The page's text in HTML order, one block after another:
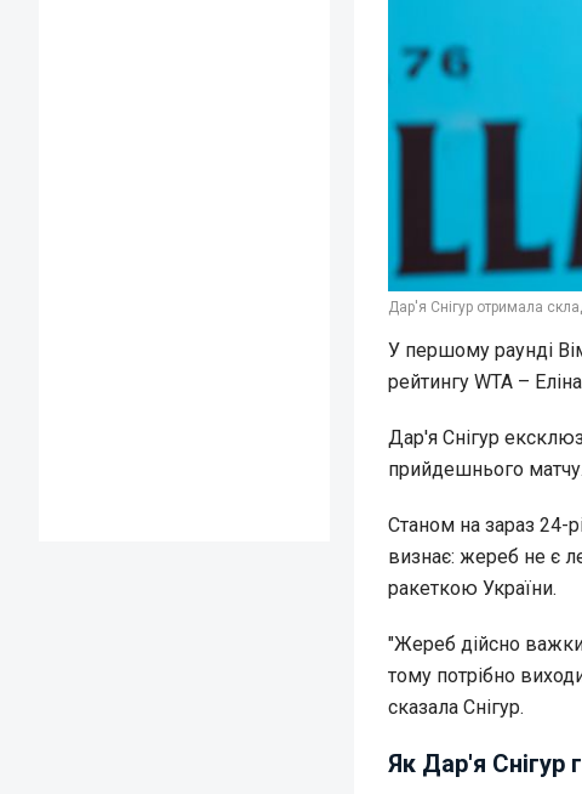
Дар'я Снігур отримала
У першому раунді
рейтингу WTA –
Дар'я Снігур
прийдешнього матчу.
Станом на зараз 24-
визнає: жереб не є
ракеткою України.
"Жереб дійсно
тому потрібно
сказала Снігур.
Як Дар'я Снігур